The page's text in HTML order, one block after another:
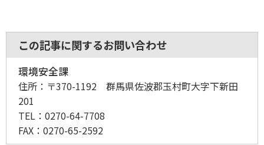
この記事に関するお問い合わせ
環境安全課
住所： 〒370-1192 群馬県佐波郡玉村町大字下新田
201
TEL： 0270-64-7708
FAX： 0270-65-2592